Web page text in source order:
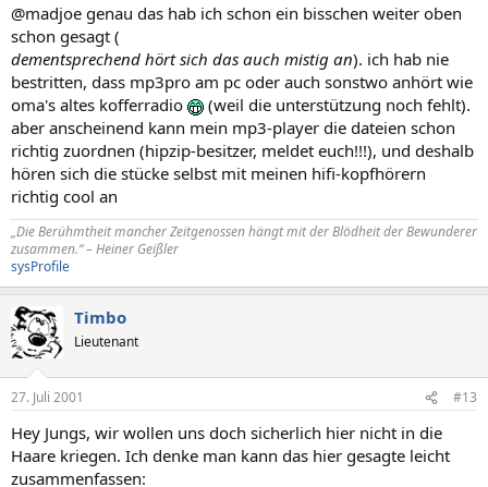
@madjoe genau das hab ich schon ein bisschen weiter oben
schon gesagt (
dementsprechend hört sich das auch mistig an). ich hab nie
bestritten, dass mp3pro am pc oder auch sonstwo anhört wie
oma's altes kofferradio
(weil die unterstützung noch fehlt).
aber anscheinend kann mein mp3-player die dateien schon
richtig zuordnen (hipzip-besitzer, meldet euch!!!), und deshalb
hören sich die stücke selbst mit meinen hifi-kopfhörern
richtig cool an
„Die Berühmtheit mancher Zeitgenossen hängt mit der Blödheit der Bewunderer
zusammen.“ – Heiner Geißler
sysProfile
Timbo
Lieutenant
27. Juli 2001 #13
Hey Jungs, wir wollen uns doch sicherlich hier nicht in die
Haare kriegen. Ich denke man kann das hier gesagte leicht
zusammenfassen: